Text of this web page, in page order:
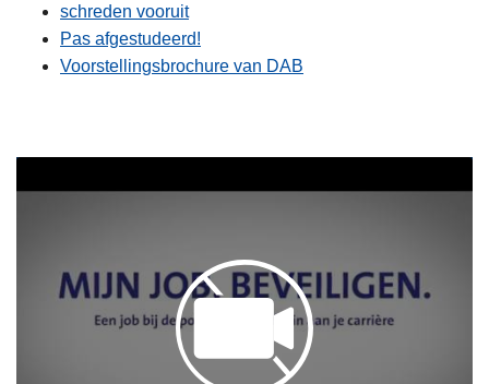
schreden vooruit
Pas afgestudeerd!
Voorstellingsbrochure van DAB